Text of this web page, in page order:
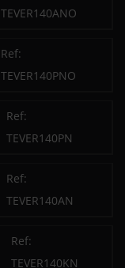
TEVER140ANO
Ref:
TEVER140PNO
Ref:
TEVER140PN
Ref:
TEVER140AN
Ref:
TEVER140KN